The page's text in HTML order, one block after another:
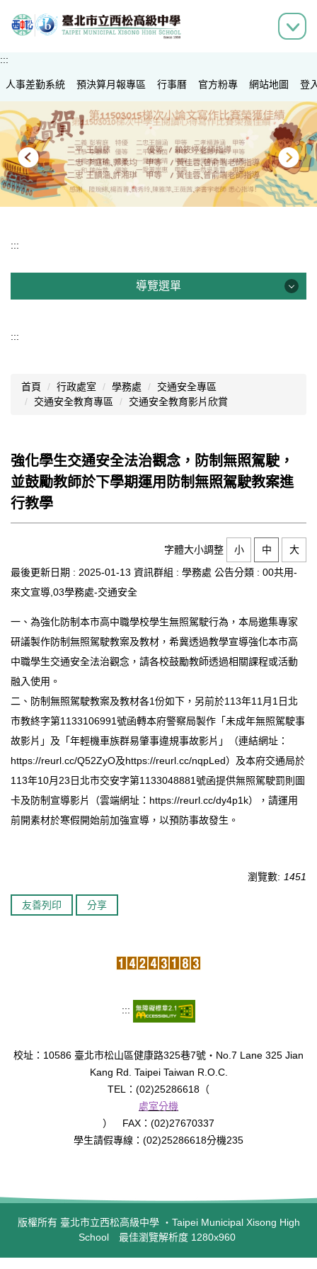
到
容
區
:::
人事差勤系統 預決算月報專區 行事曆 官方粉專 網站地圖 登
:::
導覽選單
認識西松
文件資料
西松亮點
網站管理
西松學習歷程檔案
家長會
家長專區
臺北市111年度臺北酷課雲師資增能推廣
教育品質保證
防疫在家學習專區
:::
首頁 行政處室 學務處
交通安全專區
交通安全教育專區
交通安全教育影片欣賞
強化學生交通安全法治觀念，防制無照駕駛，
並鼓勵教師於下學期運用防制無照駕駛教案進
行教學
字體大小調整 小 中
大
最後更新日期 : 2025-01-13 資訊群組 : 學務處 公告分類 : 00共用-
來文宣導,03學務處-交通安全
一、為強化防制本市高中職學校學生無照駕駛行為，本局邀集專家
研議製作防制無照駕駛教案及教材，希冀透過教學宣導強化本市高
中職學生交通安全法治觀念，請各校鼓勵教師透過相關課程或活動
融入使用。
二、防制無照駕駛教案及教材各1份如下，另前於113年11月1日北
市教終字第1133106991號函轉本府警察局製作「未成年無照駕駛事
故影片」及「年輕機車族群易肇事違規事故影片」（連結網址：
https://reurl.cc/Q52ZyO及https://reurl.cc/nqpLed）及本府交通局於
113年10月23日北市交安字第1133048881號函提供無照駕駛罰則圖
卡及防制宣導影片（雲端網址：https://reurl.cc/dy4p1k），請運用
前開素材於寒假開始前加強宣導，以預防事故發生。
瀏覽數: 1451
友善列印 分享
:::
校址：10586 臺北市松山區健康路325巷7號‧No.7 Lane 325 Jian
Kang Rd. Taipei Taiwan R.O.C.
TEL：(02)25286618（
處室分機
） FAX：(02)27670337
學生請假專線：(02)25286618分機235
版權所有 臺北市立西松高級中學 ‧Taipei Municipal Xisong High
School 最佳瀏覽解析度 1280x960